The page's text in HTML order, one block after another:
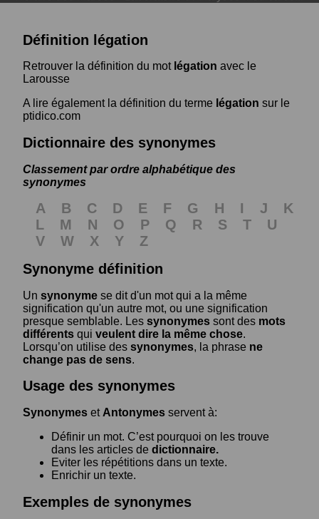
Définition légation
Retrouver la définition du mot légation avec le
Larousse
A lire également la définition du terme légation sur le
ptidico.com
Dictionnaire des synonymes
Classement par ordre alphabétique des
synonymes
A B C D E F G H I J
K
L
M N O P Q R S T
U
V
W X Y
Z
Synonyme définition
Un synonyme se dit d'un mot qui a la même
signification qu'un autre mot, ou une signification
presque semblable. Les synonymes sont des mots
différents qui veulent dire la même chose.
Lorsqu’on utilise des synonymes, la phrase ne
change pas de sens.
Usage des synonymes
Synonymes et Antonymes servent à:
Définir un mot. C’est pourquoi on les trouve
dans les articles de dictionnaire.
Eviter les répétitions dans un texte.
Enrichir un texte.
Exemples de synonymes